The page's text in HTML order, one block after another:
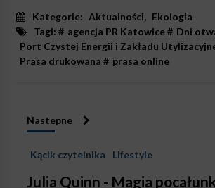
Kategorie: Aktualności, Ekologia
Tagi: # agencja PR Katowice# Dni
Port Czystej Energii i Zakładu
Prasa drukowana # prasa online
Nastepne
Kącik czytelnika Lifestyle
Julia Quinn - Magia